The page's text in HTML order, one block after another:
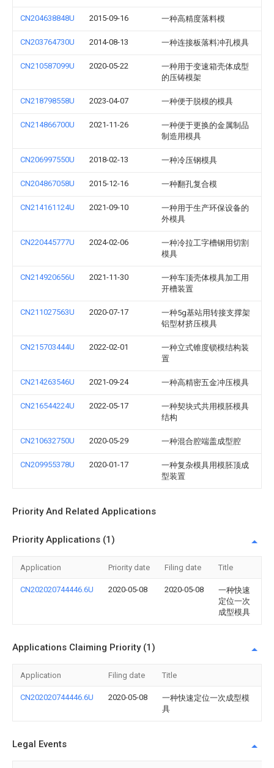
CN204638848U 2015-09-16 一种高精度落料模
CN203764730U 2014-08-13 一种连接板落料冲孔模具
CN210587099U 2020-05-22
一种用于变速箱壳体成型
的压铸模架
CN218798558U 2023-04-07 一种便于脱模的模具
CN214866700U 2021-11-26
一种便于更换的金属制品
制造用模具
CN206997550U 2018-02-13 一种冷压钢模具
CN204867058U 2015-12-16 一种翻孔复合模
CN214161124U 2021-09-10
一种用于生产环保设备的
外模具
CN220445777U 2024-02-06
一种冷拉工字槽钢用切割
模具
CN214920656U 2021-11-30
一种车顶壳体模具加工用
开槽装置
CN211027563U 2020-07-17
一种5g基站用转接支撑架
铝型材挤压模具
CN215703444U 2022-02-01
一种立式锥度锁模结构装
置
CN214263546U 2021-09-24 一种高精密五金冲压模具
CN216544224U 2022-05-17
一种契块式共用模胚模具
结构
CN210632750U 2020-05-29 一种混合腔端盖成型腔
CN209955378U 2020-01-17
一种复杂模具用模胚顶成
型装置
Priority And Related Applications
Priority Applications (1)
Application Priority date Filing date Title
CN202020744446.6U 2020-05-08 2020-05-08
一种快速
定位一次
成型模具
Applications Claiming Priority (1)
Application Filing date Title
CN202020744446.6U 2020-05-08
一种快速定位一次成型模
具
Legal Events